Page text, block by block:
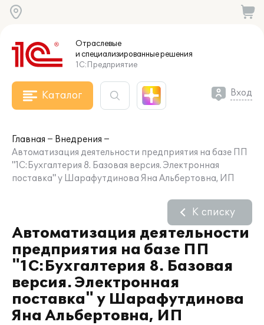
Отраслевые
и специализированныерешения
1С:Предприятие
Каталог Вход
Главная
Внедрения
Автоматизация деятельности предприятия на базе ПП
"1С:Бухгалтерия 8. Базовая версия. Электронная
поставка" у Шарафутдинова Яна Альбертовна, ИП
Автоматизация деятельности
предприятия на базе ПП
"1С:Бухгалтерия 8. Базовая
версия. Электронная
поставка" у Шарафутдинова
Яна Альбертовна, ИП
К списку